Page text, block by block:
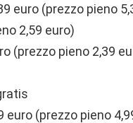
euro (prezzo pieno
2,59 euro)
(prezzo pieno 2,39
(prezzo pieno